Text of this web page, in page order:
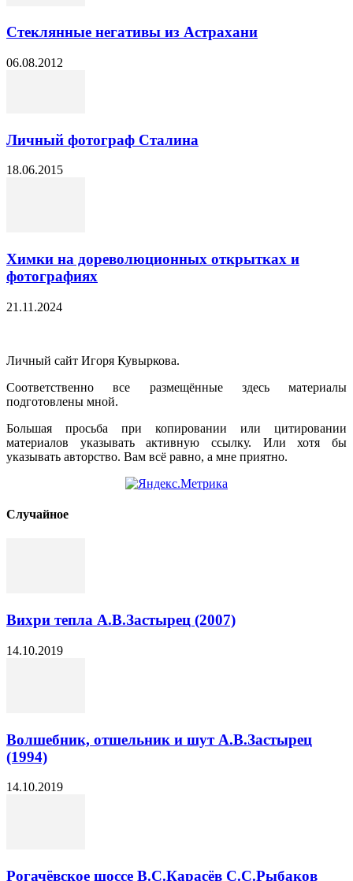
Стеклянные негативы из Астрахани
06.08.2012
Личный фотограф Сталина
18.06.2015
Химки на дореволюционных открытках и
фотографиях
21.11.2024
Личный сайт Игоря Кувыркова.
Соответственно все размещённые здесь материалы
подготовлены мной.
Большая просьба при копировании или цитировании
материалов указывать активную ссылку. Или хотя бы
указывать авторство. Вам всё равно, а мне приятно.
Cлучайное
Вихри тепла А.В.Застырец (2007)
14.10.2019
Волшебник, отшельник и шут А.В.Застырец
(1994)
14.10.2019
Рогачёвское шоссе В.С.Карасёв С.С.Рыбаков